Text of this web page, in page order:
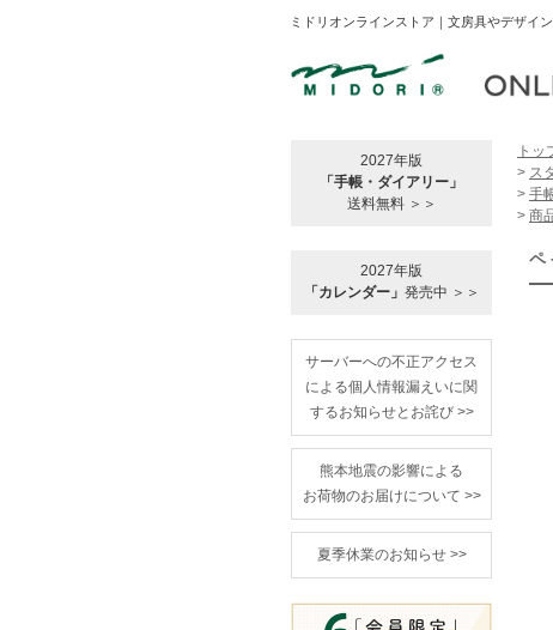
ミドリオンラインストア｜文房具やデザイ
2027年版
「手帳・ダイアリー」
送料無料 ＞＞
2027年版
「カレンダー」 発売中 ＞＞
サーバーへの不正アクセス
による個人情報漏えいに関
するお知らせとお詫び >>
熊本地震の影響による
お荷物のお届けについて >>
夏季休業のお知らせ >>
トッ
> ス
> 手
> 商